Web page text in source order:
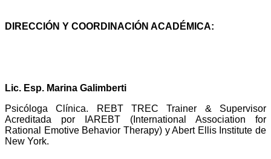
DIRECCIÓN Y COORDINACIÓN ACADÉMICA:
Lic. Esp. Marina Galimberti
Psicóloga Clínica. REBT TREC Trainer & Supervisor
Acreditada por IAREBT (International Association for
Rational Emotive Behavior Therapy) y Abert Ellis Institute de
New York.